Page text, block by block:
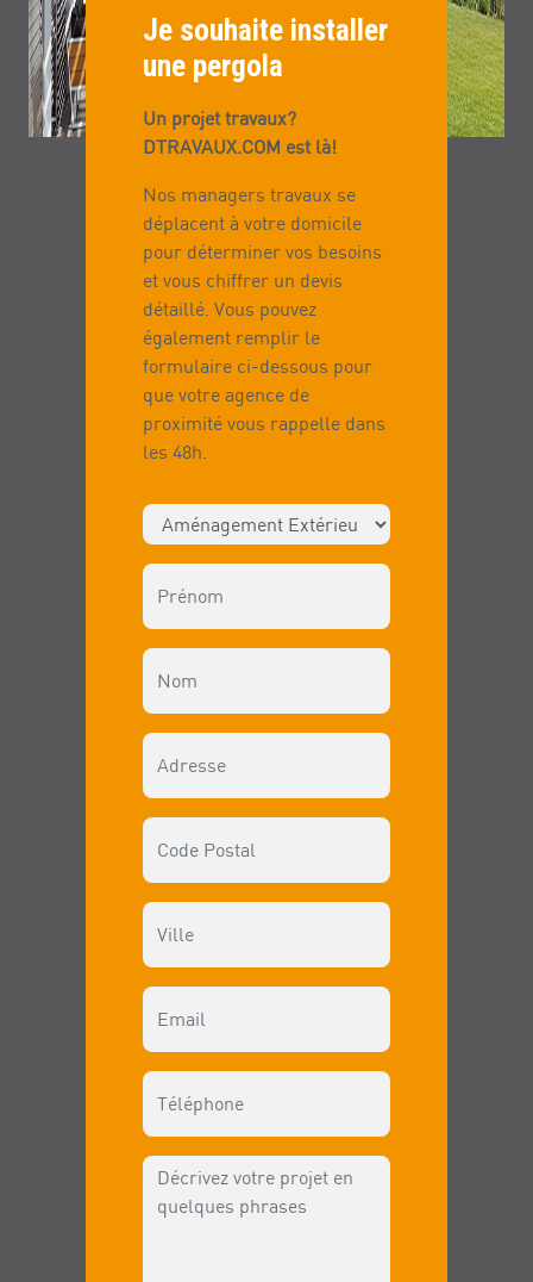
Je souhaite installer
une pergola
Un projet travaux?
DTRAVAUX.COM est là!
Nos managers travaux se
déplacent à votre domicile
pour déterminer vos besoins
et vous chiffrer un devis
détaillé. Vous pouvez
également remplir le
formulaire ci-dessous pour
que votre agence de
proximité vous rappelle dans
les 48h.